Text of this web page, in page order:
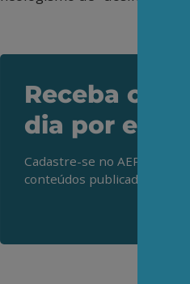
Receba os
dia por e-mail
Cadastre-se no AEPET
conteúdos publicados em